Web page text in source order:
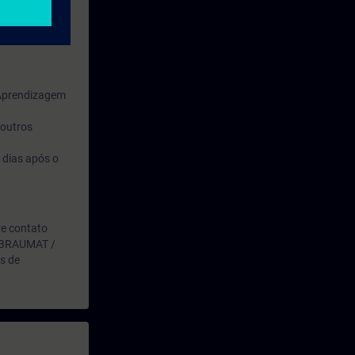
após o
contato
/
de